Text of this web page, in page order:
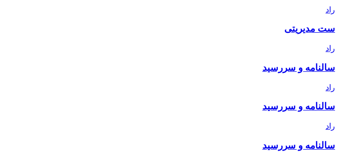
راد
ست مدیریتی
راد
سالنامه و سررسید
راد
سالنامه و سررسید
راد
سالنامه و سررسید